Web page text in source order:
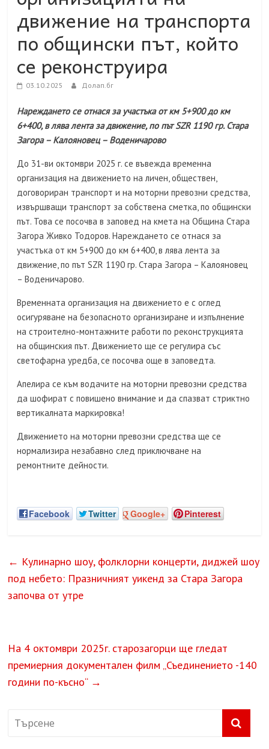
движение на транспорта
по общински път, който
се реконструира
03.10.2025 Долап.бг
Нареждането се отнася за участъка от км 5+900 до км
6+400, в лява лента за движение, по път SZR 1190 гр. Стара
Загора – Калояновец – Воденичарово
До 31-ви октомври 2025 г. се въвежда временна
организация на движението на личен, обществен,
договориран транспорт и на моторни превозни средства,
извършващи транспорт за собствена сметка, по общински
път. Това се посочва в заповед на кмета на Община Стара
Загора Живко Тодоров. Нареждането се отнася за
участъка от км 5+900 до км 6+400, в лява лента за
движение, по път SZR 1190 гр. Стара Загора – Калояновец
– Воденичарово.
Временната организация на движението е с оглед
осигуряване на безопасното организиране и изпълнение
на строително-монтажните работи по реконструкцията
на общинския път. Движението ще се регулира със
светофарна уредба, се посочва още в заповедта.
Апелира се към водачите на моторни превозни средства
да шофират с повишено внимание и да спазват стриктно
вертикалната маркировка!
Движението на моторни превозни средства ще се
нормализира незабавно след приключване на
ремонтните дейности.
Facebook Twitter Google+ Pinterest
← Кулинарно шоу, фолклорни концерти, диджей шоу
под небето: Празничният уикенд за Стара Загора
започва от утре
На 4 октомври 2025г. старозагорци ще гледат
премиерния документален филм „Съединението -140
години по-късно“ →